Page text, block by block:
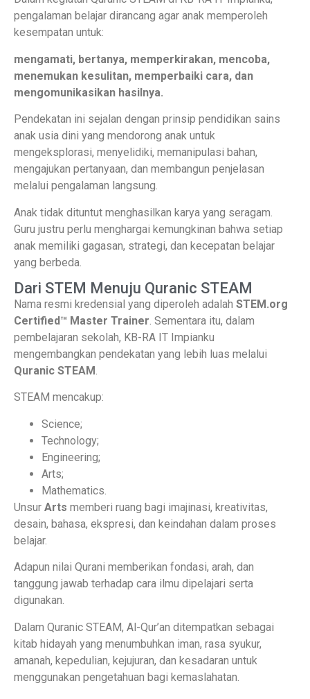
pengalaman belajar dirancang agar anak memperoleh
kesempatan untuk:
mengamati, bertanya, memperkirakan, mencoba,
menemukan kesulitan, memperbaiki cara, dan
mengomunikasikan hasilnya.
Pendekatan ini sejalan dengan prinsip pendidikan sains
anak usia dini yang mendorong anak untuk
mengeksplorasi, menyelidiki, memanipulasi bahan,
mengajukan pertanyaan, dan membangun penjelasan
melalui pengalaman langsung.
Anak tidak dituntut menghasilkan karya yang seragam.
Guru justru perlu menghargai kemungkinan bahwa setiap
anak memiliki gagasan, strategi, dan kecepatan belajar
yang berbeda.
Dari STEM Menuju Quranic STEAM
Nama resmi kredensial yang diperoleh adalah STEM.org
Certified™ Master Trainer. Sementara itu, dalam
pembelajaran sekolah, KB-RA IT Impianku
mengembangkan pendekatan yang lebih luas melalui
Quranic STEAM.
STEAM mencakup:
Science;
Technology;
Engineering;
Arts;
Mathematics.
Unsur Arts memberi ruang bagi imajinasi, kreativitas,
desain, bahasa, ekspresi, dan keindahan dalam proses
belajar.
Adapun nilai Qurani memberikan fondasi, arah, dan
tanggung jawab terhadap cara ilmu dipelajari serta
digunakan.
Dalam Quranic STEAM, Al-Qur’an ditempatkan sebagai
kitab hidayah yang menumbuhkan iman, rasa syukur,
amanah, kepedulian, kejujuran, dan kesadaran untuk
menggunakan pengetahuan bagi kemaslahatan.